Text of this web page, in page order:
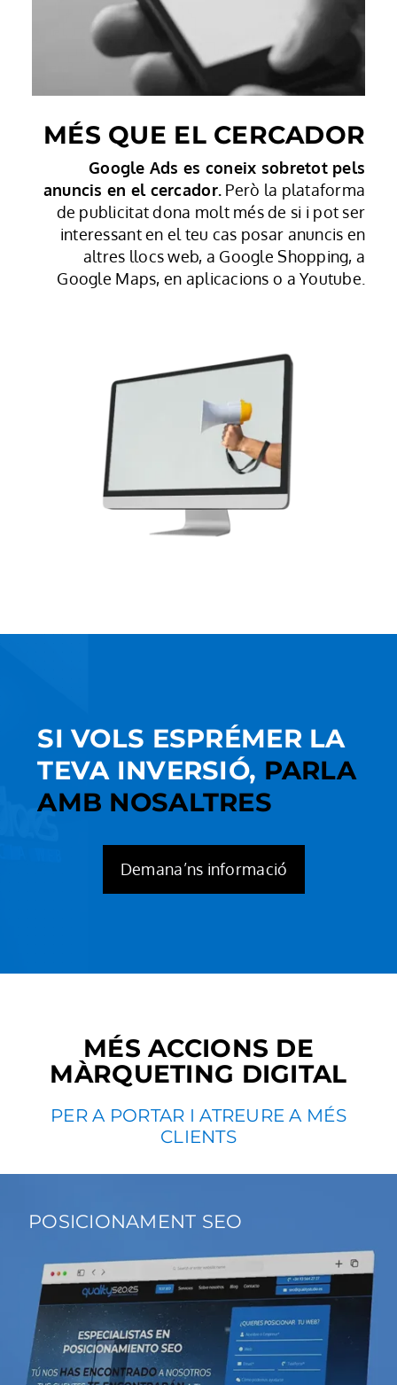
MÉS QUE EL CERCADOR
Google Ads es coneix sobretot pels
anuncis en el cercador. Però la plataforma
de publicitat dona molt més de si i pot ser
interessant en el teu cas posar anuncis en
altres llocs web, a Google Shopping, a
Google Maps, en aplicacions o a Youtube.
SI VOLS ESPRÉMER LA
TEVA INVERSIÓ, PARLA
AMB NOSALTRES
Demana’ns informació
MÉS ACCIONS DE
MÀRQUETING DIGITAL
PER A PORTAR I ATREURE A MÉS
CLIENTS
POSICIONAMENT SEO